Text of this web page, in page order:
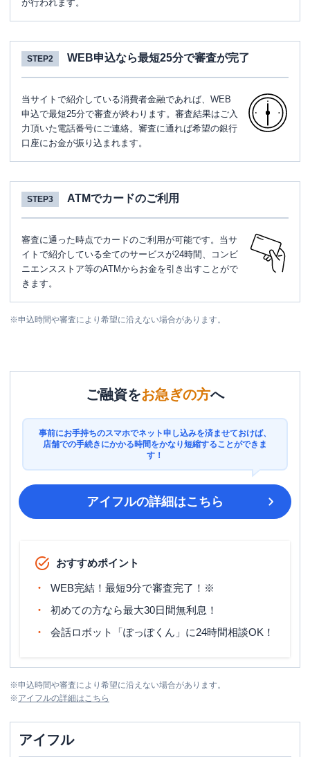
が行われます。
STEP2 WEB申込なら最短25分で審査が完了
当サイトで紹介している消費者金融であれば、WEB
申込で最短25分で審査が終わります。審査結果はご入
力頂いた電話番号にご連絡。審査に通れば希望の銀行
口座にお金が振り込まれます。
STEP3 ATMでカードのご利用
審査に通った時点でカードのご利用が可能です。当サ
イトで紹介している全てのサービスが24時間、コンビ
ニエンスストア等のATMからお金を引き出すことがで
きます。
※申込時間や審査により希望に沿えない場合があります。
ご融資をお急ぎの方へ
事前にお手持ちのスマホでネット申し込みを済ませておけば、
店舗での手続きにかかる時間をかなり短縮することができま
す！
アイフルの詳細はこちら
おすすめポイント
WEB完結！最短9分で審査完了！※
初めての方なら最大30日間無利息！
会話ロボット「ぽっぽくん」に24時間相談OK！
※申込時間や審査により希望に沿えない場合があります。
※アイフルの詳細はこちら
アイフル